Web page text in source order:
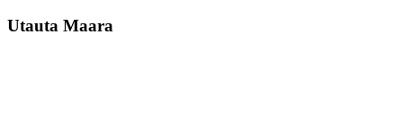
Utauta Maara